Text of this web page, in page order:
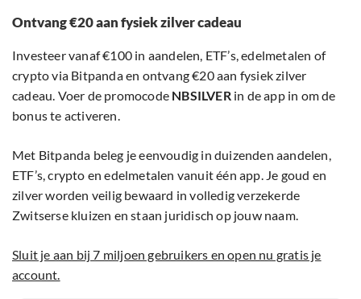
Ontvang €20 aan fysiek zilver cadeau
Investeer vanaf €100 in aandelen, ETF’s, edelmetalen of
crypto via Bitpanda en ontvang €20 aan fysiek zilver
cadeau. Voer de promocode NBSILVERin de app in om de
bonus te activeren.
Met Bitpanda beleg je eenvoudig in duizenden aandelen,
ETF’s, crypto en edelmetalen vanuit één app. Je goud en
zilver worden veilig bewaard in volledig verzekerde
Zwitserse kluizen en staan juridisch op jouw naam.
Sluit je aan bij 7 miljoen gebruikers en open nu gratis je
account.